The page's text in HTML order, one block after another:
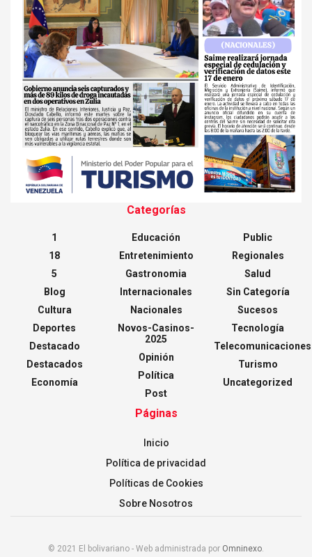
Categorías
1
18
5
Blog
Cultura
Deportes
Destacado
Destacados
Economía
Educación
Entretenimiento
Gastronomia
Internacionales
Nacionales
Novos-Casinos-
2025
Opinión
Política
Post
Public
Regionales
Salud
Sin Categoría
Sucesos
Tecnología
Telecomunicaciones
Turismo
Uncategorized
Páginas
Inicio
Política de privacidad
Políticas de Cookies
Sobre Nosotros
© 2021 El bolivariano - Web administrada por Omninexo